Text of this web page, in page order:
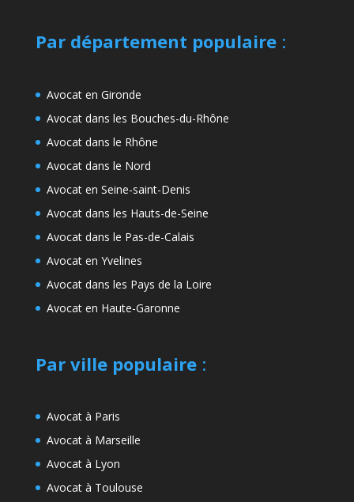
Par département populaire:
Avocat en Gironde
Avocat dans les Bouches-du-Rhône
Avocat dans le Rhône
Avocat dans le Nord
Avocat en Seine-saint-Denis
Avocat dans les Hauts-de-Seine
Avocat dans le Pas-de-Calais
Avocat en Yvelines
Avocat dans les Pays de la Loire
Avocat en Haute-Garonne
Par ville populaire:
Avocat à Paris
Avocat à Marseille
Avocat à Lyon
Avocat à Toulouse